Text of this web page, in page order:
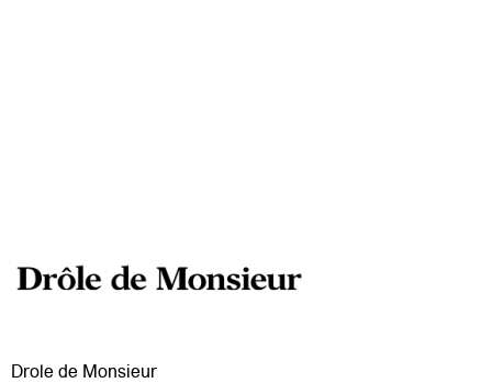
Drole de Monsieur